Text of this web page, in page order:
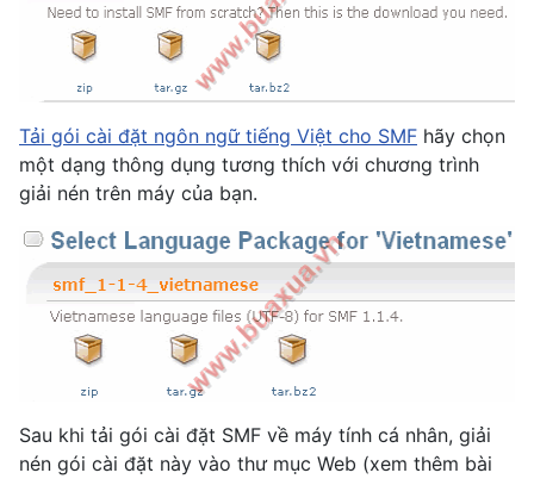
Tải gói cài đặt ngôn ngữ tiếng Việt cho SMF hãy chọn
một dạng thông dụng tương thích với chương trình
giải nén trên máy của bạn.
Sau khi tải gói cài đặt SMF về máy tính cá nhân, giải
nén gói cài đặt này vào thư mục Web (xem thêm bài